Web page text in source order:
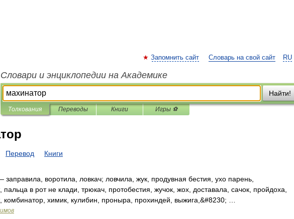
RU
Запомнить сайт Словарь на свой сайт
Словари и энциклопедии на Академике
Найти!
Толкования Переводы Книги Игры ⚽
Перевод Книги
заправила, воротила, ловкач; ловчила, жук, продувная бестия, ухо парень,
пальца в рот не клади, трюкач, протобестия, жучок, жох, доставала, сачок, пройдоха,
химик, кулибин, проныра, прохиндей, выжига,&#8230; …